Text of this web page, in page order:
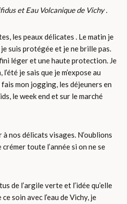
et Eau Volcanique de Vichy .
les peaux délicates . Le matin je
je suis protégée et je ne brille pas.
léger et une haute protection. Je
je sais que je m’expose au
mon jogging, les déjeuners en
le week end et sur le marché
nos délicats visages. N’oublions
crémer toute l’année si on ne se
de l’argile verte et l’idée qu’elle
soin avec l’eau de Vichy, je